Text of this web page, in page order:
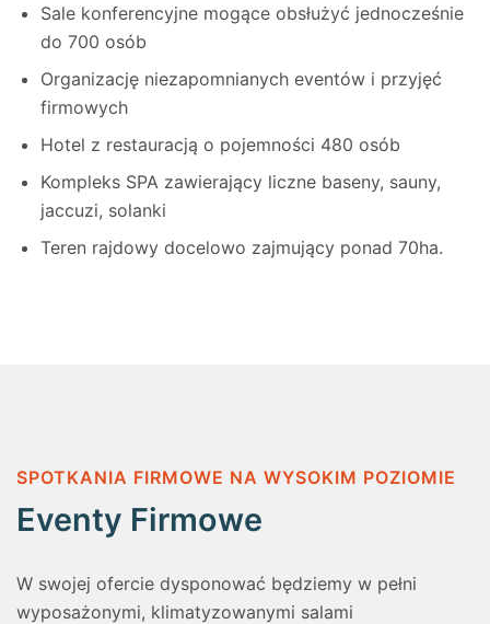
Sale konferencyjne mogące obsłużyć jednocześnie
do 700 osób
Organizację niezapomnianych eventów i przyjęć
firmowych
Hotel z restauracją o pojemności 480 osób
Kompleks SPA zawierający liczne baseny, sauny,
jaccuzi, solanki
Teren rajdowy docelowo zajmujący ponad 70ha.
SPOTKANIA FIRMOWE NA WYSOKIM POZIOMIE
Eventy Firmowe
W swojej ofercie dysponować będziemy w pełni
wyposażonymi, klimatyzowanymi salami